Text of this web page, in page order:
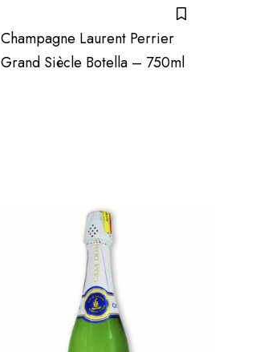
Champagne Laurent Perrier
Grand Siècle Botella – 750ml